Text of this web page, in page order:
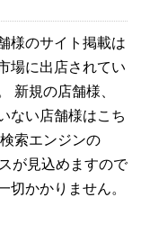
様のサイト掲載は
場に出店されてい
新規の店舗様、
ない店舗様はこち
索エンジンの
が見込めますので
切かかりません。